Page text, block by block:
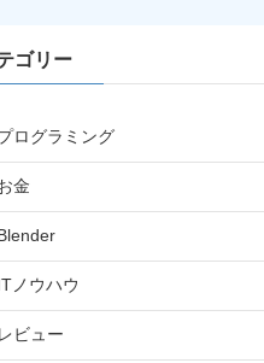
ゴリー
ログラミング
金
ノウハウ
レビュー